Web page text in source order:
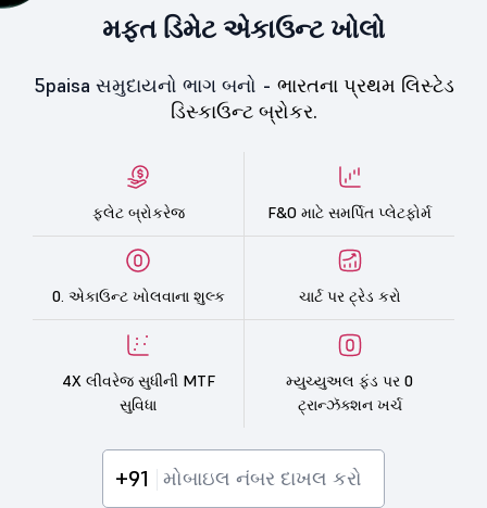
મફત ડિમેટ એકાઉન્ટ ખોલો
5paisa સમુદાયનો ભાગ બનો - ભારતના પ્રથમ લિસ્ટેડ
ડિસ્કાઉન્ટ બ્રોકર.
ફ્લેટ બ્રોકરેજ F&O માટે સમર્પિત પ્લેટફોર્મ
0. એકાઉન્ટ ખોલવાના શુલ્ક ચાર્ટ પર ટ્રેડ કરો
4X લીવરેજ સુધીની MTF
સુવિધા
મ્યુચ્યુઅલ ફંડ પર 0
ટ્રાન્ઝૅક્શન ખર્ચ
+91